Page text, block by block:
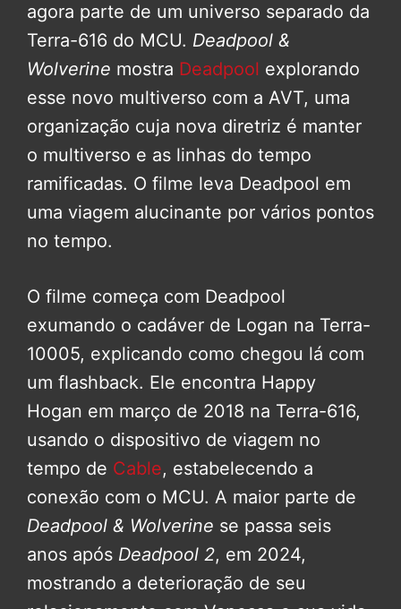
agora parte de um universo separado da
Terra-616 do MCU. Deadpool &
Wolverine mostra Deadpool explorando
esse novo multiverso com a AVT, uma
organização cuja nova diretriz é manter
o multiverso e as linhas do tempo
ramificadas. O filme leva Deadpool em
uma viagem alucinante por vários pontos
no tempo.
O filme começa com Deadpool
exumando o cadáver de Logan na Terra-
10005, explicando como chegou lá com
um flashback. Ele encontra Happy
Hogan em março de 2018 na Terra-616,
usando o dispositivo de viagem no
tempo de Cable, estabelecendo a
conexão com o MCU. A maior parte de
Deadpool & Wolverine se passa seis
anos após Deadpool 2, em 2024,
mostrando a deterioração de seu